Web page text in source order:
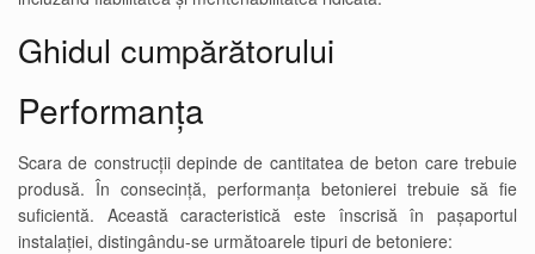
Ghidul cumpărătorului
Performanța
Scara de construcții depinde de cantitatea de beton care trebuie
produsă. În consecință, performanța betonierei trebuie să fie
suficientă. Această caracteristică este înscrisă în pașaportul
instalației, distingându-se următoarele tipuri de betoniere: